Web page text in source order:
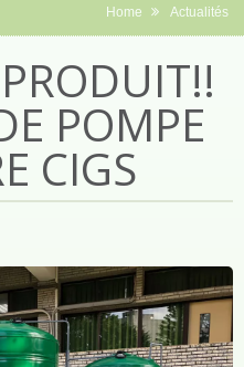
Home Actualités
POMPE
CIGS